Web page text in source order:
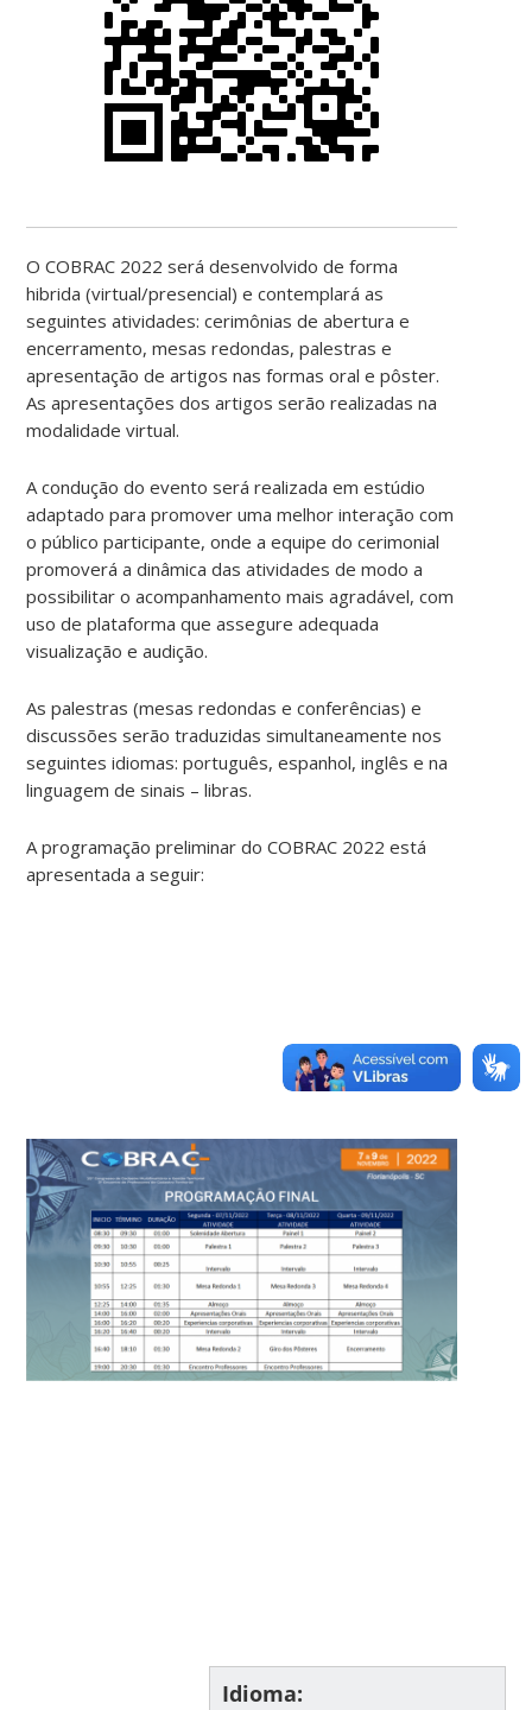
O COBRAC 2022 será desenvolvido de forma
hibrida (virtual/presencial) e contemplará as
seguintes atividades: cerimônias de abertura e
encerramento, mesas redondas, palestras e
apresentação de artigos nas formas oral e pôster.
As apresentações dos artigos serão realizadas na
modalidade virtual.
A condução do evento será realizada em estúdio
adaptado para promover uma melhor interação com
o público participante, onde a equipe do cerimonial
promoverá a dinâmica das atividades de modo a
possibilitar o acompanhamento mais agradável, com
uso de plataforma que assegure adequada
visualização e audição.
As palestras (mesas redondas e conferências) e
discussões serão traduzidas simultaneamente nos
seguintes idiomas: português, espanhol, inglês e na
linguagem de sinais – libras.
A programação preliminar do COBRAC 2022 está
apresentada a seguir:
Idioma: